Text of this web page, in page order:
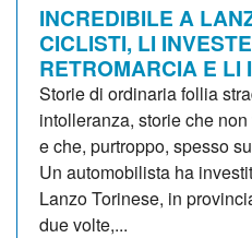
INCREDIBILE A
CICLISTI, LI
RETROMARCIA E LI
Storie di ordinaria follia
intolleranza, storie che
e che, purtroppo, spesso
Un automobilista ha
Lanzo Torinese, in
due volte,...